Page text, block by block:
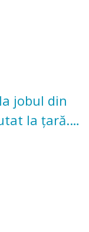
jobul din
la țară.